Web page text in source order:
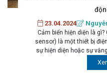
23.04.2024
Cảm biến hiện diện là
sensor) là một thiết bị
sự hiện diện hoặc sự
một khu vực nhất định.
dụng trong nhiều